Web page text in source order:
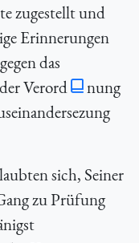
zugestellt und
Erinnerungen
das
Verord
nung
sich, Seiner
zu Prüfung